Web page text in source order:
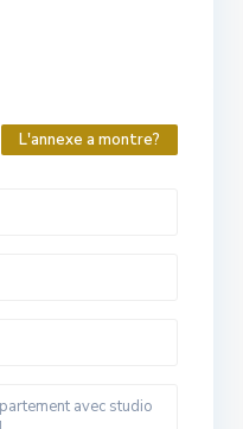
L'annexe a montre?